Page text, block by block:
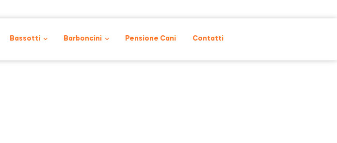
Bassotti Barboncini Pensione Cani Contatti